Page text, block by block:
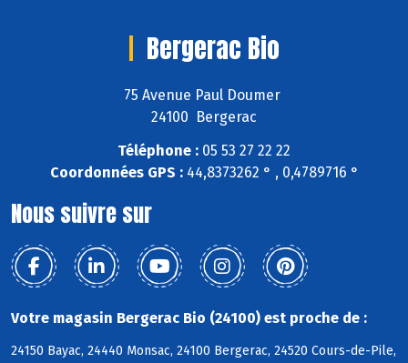
Bergerac Bio
75 Avenue Paul Doumer
24100 Bergerac
Téléphone : 05 53 27 22 22
Coordonnées GPS :44,8373262 ° , 0,4789716 °
Nous suivre sur
Votre magasin Bergerac Bio (24100) est proche de :
24150 Bayac, 24440 Monsac, 24100 Bergerac, 24520 Cours-de-Pile,